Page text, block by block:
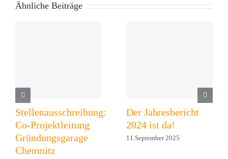
Ähnliche Beiträge
Stellenausschreibung:
Co-Projektleitung
Gründungsgarage
Chemnitz
Der Jahresbericht
2024 ist da!
11.September 2025